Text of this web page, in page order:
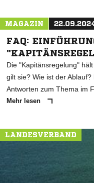
MAGAZIN
FAQ:
Die "Kapitänsregelung"
gilt sie? Wie ist der Ablauf?
Antworten zum Thema im
Mehr lesen
LANDESVERBAND